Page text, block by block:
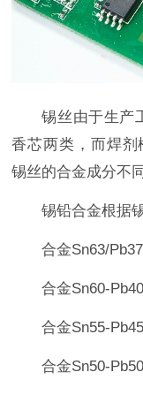
锡丝由于生产
香芯两类，而焊剂
锡丝的合金成分不
锡铅合金根据
合金Sn63/
合金Sn60-
合金Sn55-
合金Sn50-